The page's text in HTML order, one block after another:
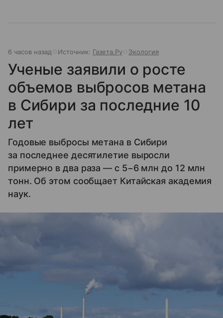
6 часов назад Источник: Газета.Ру Экология
Ученые заявили о росте
объемов выбросов метана
в Сибири за последние 10
лет
Годовые выбросы метана в Сибири
за последнее десятилетие выросли
примерно в два раза — с 5−6 млн до 12 млн
тонн. Об этом сообщает Китайская академия
наук.